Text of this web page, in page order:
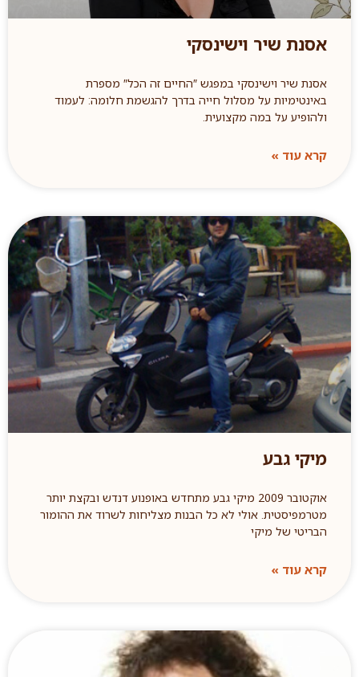
אסנת שיר וישינסקי
אסנת שיר וישינסקי במפגש ″החיים זה הכל″ מספרת
באינטימיות על מסלול חייה בדרך להגשמת חלומה: לעמוד
ולהופיע על במה מקצועית.
קרא עוד »
מיקי גבע
אוקטובר 2009 מיקי גבע מתחדש באופנוע דנדש ובקצת יותר
מטרמפיסטית. אולי לא כל הבנות מצליחות לשרוד את ההומור
הבריטי של מיקי
קרא עוד »